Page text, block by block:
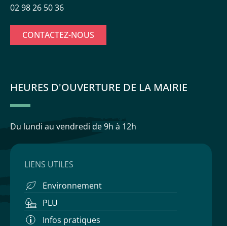
02 98 26 50 36
CONTACTEZ-NOUS
HEURES D'OUVERTURE DE LA MAIRIE
Du lundi au vendredi de 9h à 12h
LIENS UTILES
Environnement
PLU
Infos pratiques